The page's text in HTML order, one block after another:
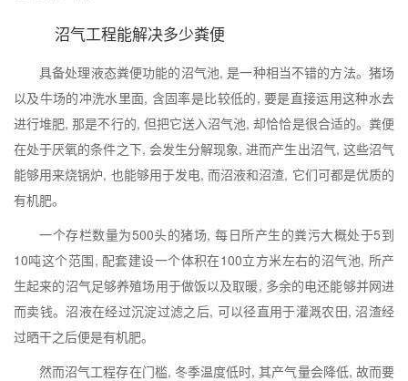
沼气工程能解决多少粪便
具备处理液态粪便功能的沼气池, 是一种相当不错的方法。猪场
以及牛场的冲洗水里面, 含固率是比较低的, 要是直接运用这种水去
进行堆肥, 那是不行的, 但把它送入沼气池, 却恰恰是很合适的。粪便
在处于厌氧的条件之下, 会发生分解现象, 进而产生出沼气, 这些沼气
能够用来烧锅炉, 也能够用于发电, 而沼液和沼渣, 它们可都是优质的
有机肥。
一个存栏数量为500头的猪场, 每日所产生的粪污大概处于5到
10吨这个范围, 配套建设一个体积在100立方米左右的沼气池, 所产
生起来的沼气足够养殖场用于做饭以及取暖, 多余的电还能够并网进
而卖钱。沼液在经过沉淀过滤之后, 可以径直用于灌溉农田, 沼渣经
过晒干之后便是有机肥。
然而沼气工程存在门槛, 冬季温度低时, 其产气量会降低, 故而要